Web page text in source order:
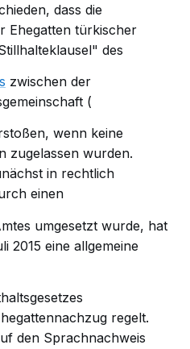
dass die
Ehegatten türkischer
des
zwischen der
(
wenn keine
zugelassen wurden.
in rechtlich
einen
umgesetzt wurde, hat
2015 eine allgemeine
regelt.
den Sprachnachweis